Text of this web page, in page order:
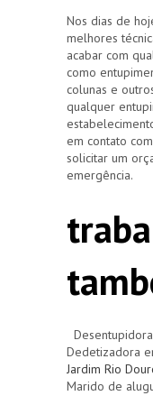
Nos dias de
melhores
acabar com
como
colunas e
qualquer
em contato
solicitar um
emergência.
Dedetizadora
Jardim Rio
Marido de